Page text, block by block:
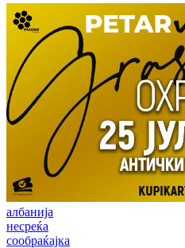
албанија
несреќа
сообраќајка